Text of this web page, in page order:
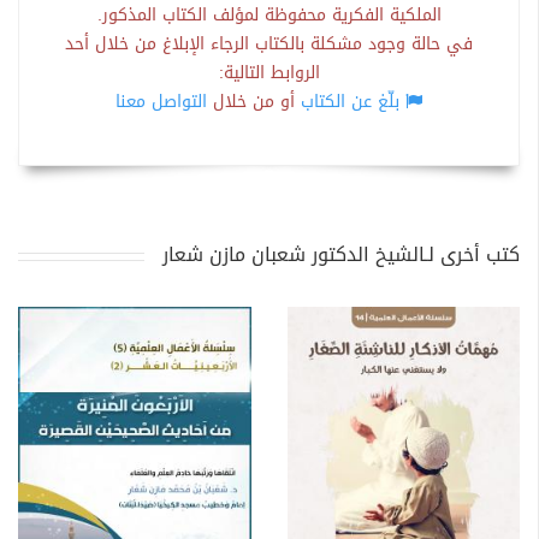
الملكية الفكرية محفوظة لمؤلف الكتاب المذكور.
في حالة وجود مشكلة بالكتاب الرجاء الإبلاغ من خلال أحد
الروابط التالية:
بلّغ عن الكتاب أو من خلال التواصل معنا
كتب أخرى لـالشيخ الدكتور شعبان مازن شعار